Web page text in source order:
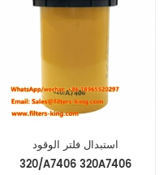
استبدال فلتر الوقود
320/A7406 ‏320A7406